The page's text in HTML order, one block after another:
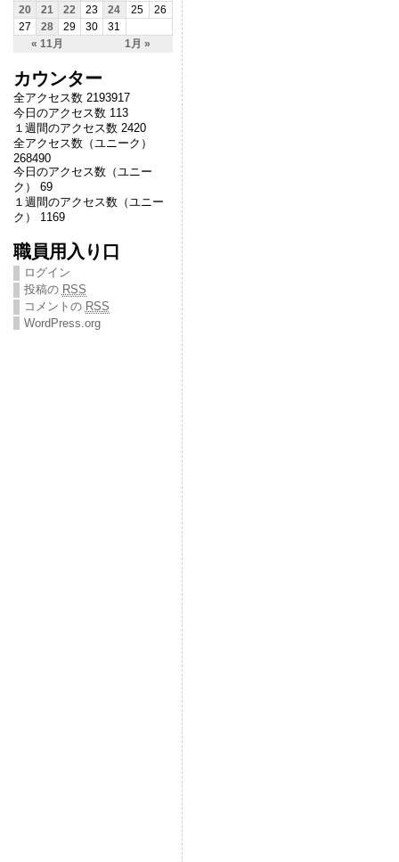
« 11月 1月 »
20
21 22 23 24 25
26
27
28 29 30 31
カウンター
全アクセス数 2193917
今日のアクセス数 113
１週間のアクセス数 2420
全アクセス数（ユニーク）
268490
今日のアクセス数（ユニー
ク） 69
１週間のアクセス数（ユニー
ク） 1169
職員用入り口
ログイン
投稿の RSS
コメントの RSS
WordPress.org